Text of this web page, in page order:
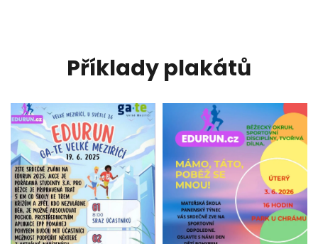
Příklady plakátů